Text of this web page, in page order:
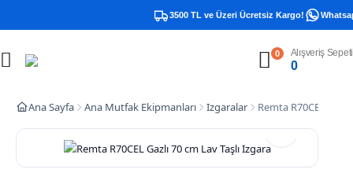
3500 TL ve Üzeri Ücretsiz Kargo!
0 Alışveriş Sepeti
0
Ana Sayfa Ana Mutfak Ekipmanları Izgaralar Remta R70CEL